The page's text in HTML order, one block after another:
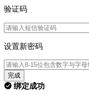
验证码
设置新密码
完成
绑定成功